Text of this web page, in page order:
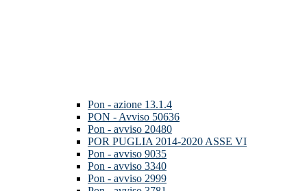
Pon - azione 13.1.4
PON - Avviso 50636
Pon - avviso 20480
POR PUGLIA 2014-2020 ASSE VI
Pon - avviso 9035
Pon - avviso 3340
Pon - avviso 2999